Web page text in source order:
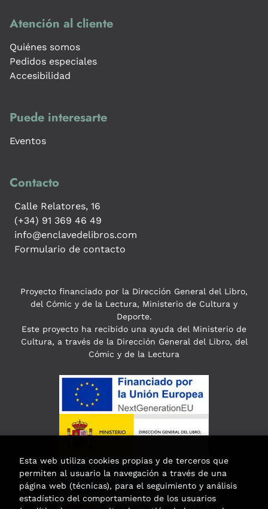
Atención al cliente
Quiénes somos
Pedidos especiales
Accesibilidad
Puede interesarte
Eventos
Contacto
Calle Relatores, 16
(+34) 91 369 46 49
info@enclavedelibros.com
Formulario de contacto
Proyecto financiado por la Dirección General del Libro,
del Cómic y de la Lectura, Ministerio de Cultura y
Deporte.
Este proyecto ha recibido una ayuda del Ministerio de
Cultura, a través de la Dirección General del Libro, del
Cómic y de la Lectura
Esta web utiliza cookies propias y de terceros que
permiten al usuario la navegación a través de una
página web (técnicas), para el seguimiento y análisis
estadístico del comportamiento de los usuarios